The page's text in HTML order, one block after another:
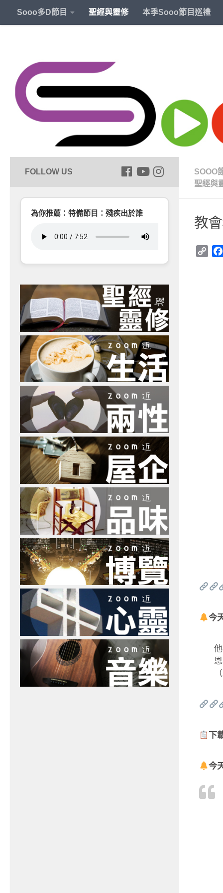
Sooo多D節目 聖經與靈修 本季Sooo節目巡禮
SOOO
聖經與
教
今
下
今
為你推薦：特備節目：殘疾出於誰